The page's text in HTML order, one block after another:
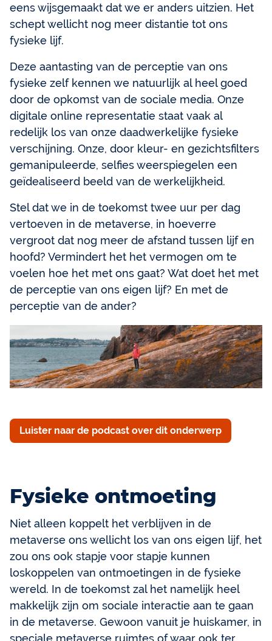
eens wijsgemaakt dat we er anders uitzien. Het
schept wellicht nog meer distantie tot ons
fysieke lijf.
Deze aantasting van de perceptie van ons
fysieke zelf kennen we natuurlijk al heel goed
door de opkomst van de sociale media. Onze
digitale online representatie staat vaak al
redelijk los van onze daadwerkelijke fysieke
verschijning. Onze, door kleur- en gezichtsfilters
gemanipuleerde, selfies weerspiegelen een
geïdealiseerd beeld van de werkelijkheid.
Stel dat we in de toekomst twee uur per dag
vertoeven in de metaverse, in hoeverre
vergroot dat nog meer de afstand tussen lijf en
hoofd? Vermindert het het vermogen om te
voelen hoe het met ons gaat? Wat doet het met
de perceptie van ons eigen lijf? En met de
perceptie van de ander?
Luister naar de podcast over dit onderwerp
Fysieke ontmoeting
Niet alleen koppelt het verblijven in de
metaverse ons wellicht los van ons eigen lijf, het
zou ons ook stapje voor stapje kunnen
loskoppelen van ontmoetingen in de fysieke
wereld. In de toekomst zal het namelijk heel
makkelijk zijn om sociale interactie aan te gaan
in de metaverse. Gewoon vanuit je huiskamer, in
speciale metaverse ruimtes of waar ook ter